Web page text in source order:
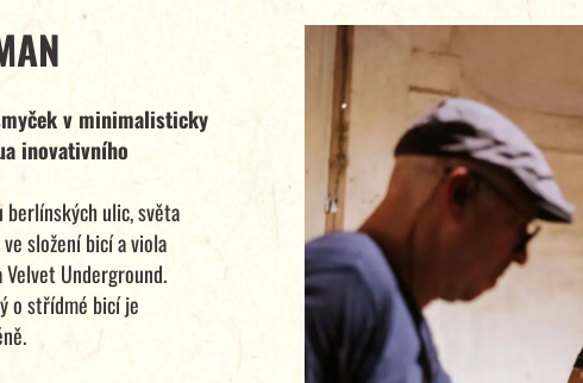
v minimalisticky
inovativního
berlínských ulic, světa
složení bicí a viola
Underground.
o střídmé bicí je